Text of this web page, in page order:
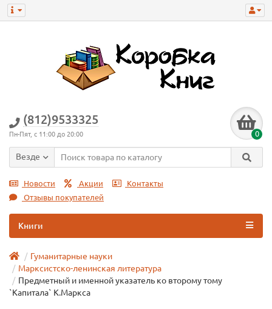
(812)9533325
Пн-Пят, с 11:00 до 20:00 0
Везде
Новости Акции
Контакты
Отзывы покупателей
Книги
Гуманитарные науки
Марксистско-ленинская литература
Предметный и именной указатель ко второму тому
`Капитала` К.Маркса